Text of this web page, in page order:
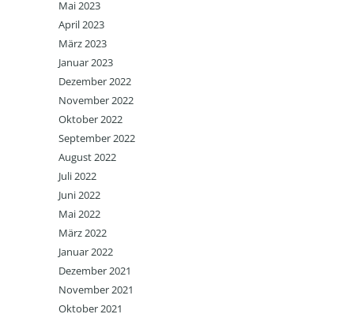
Mai 2023
April 2023
März 2023
Januar 2023
Dezember 2022
November 2022
Oktober 2022
September 2022
August 2022
Juli 2022
Juni 2022
Mai 2022
März 2022
Januar 2022
Dezember 2021
November 2021
Oktober 2021